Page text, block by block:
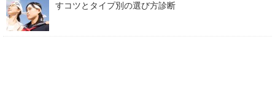
すコツとタイプ別の選び方診断